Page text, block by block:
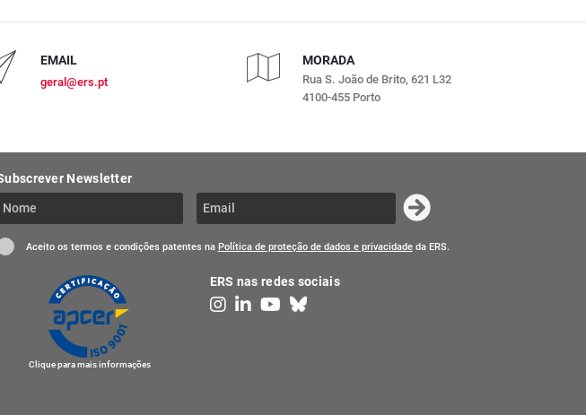
EMAIL
geral@ers.pt
MORADA
Rua S. João de Brito, 621 L32
4100-455 Porto
Newsletter
Aceito os termos e condições patentes na Política de proteção de dados e privacidadeda ERS.
Clique para mais informações
ERS nas redes sociais